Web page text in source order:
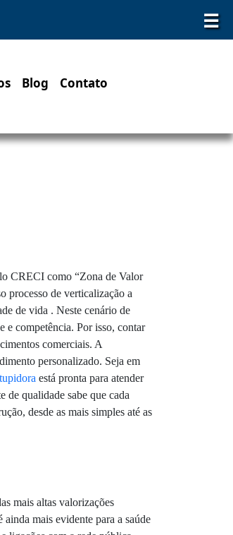
☰
Blog Contato
CRECI como “Zona de Valor
processo de verticalização a
de vida . Neste cenário de
e competência. Por isso, contar
comerciais. A
personalizado. Seja em
está pronta para atender
de qualidade sabe que cada
desde as mais simples até as
mais altas valorizações
mais evidente para a saúde